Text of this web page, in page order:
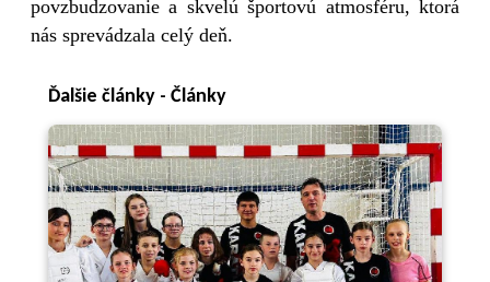
povzbudzovanie a skvelú športovú atmosféru, ktorá
nás sprevádzala celý deň.
Ďalšie články - Články